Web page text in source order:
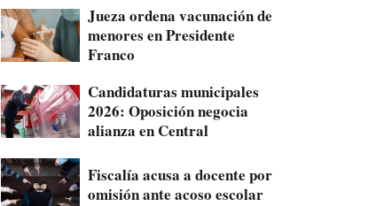
Jueza ordena vacunación de
menores en Presidente
Franco
Candidaturas municipales
2026: Oposición negocia
alianza en Central
Fiscalía acusa a docente por
omisión ante acoso escolar